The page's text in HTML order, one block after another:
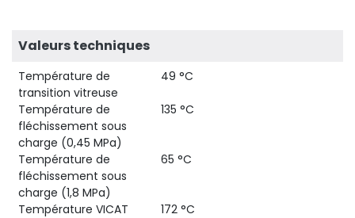
Valeurs techniques
Température de
transition vitreuse
49 °C
Température de
fléchissement sous
charge (0,45 MPa)
135 °C
Température de
fléchissement sous
charge (1,8 MPa)
65 °C
Température VICAT
172 °C